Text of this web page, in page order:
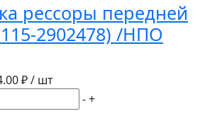
рессоры передней
2902478) /НПО
₽ / шт
-+